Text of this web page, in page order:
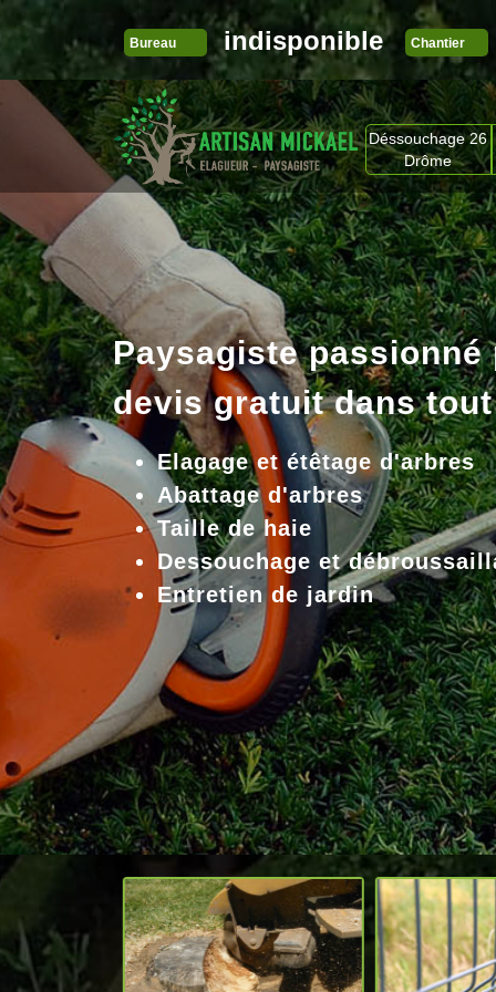
Bureau indisponible Chantier
Déssouchage 26
Drôme
Paysagiste passionné
devis gratuit dans
Elagage et étêtage d'arbres
Abattage d'arbres
Taille de haie
Dessouchage et
Entretien de jardin